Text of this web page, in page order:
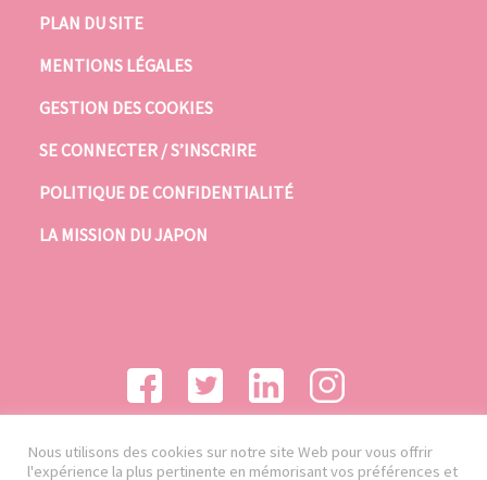
PLAN DU SITE
MENTIONS LÉGALES
GESTION DES COOKIES
SE CONNECTER / S’INSCRIRE
POLITIQUE DE CONFIDENTIALITÉ
LA MISSION DU JAPON
Nous utilisons des cookies sur notre site Web pour vous offrir
l'expérience la plus pertinente en mémorisant vos préférences et